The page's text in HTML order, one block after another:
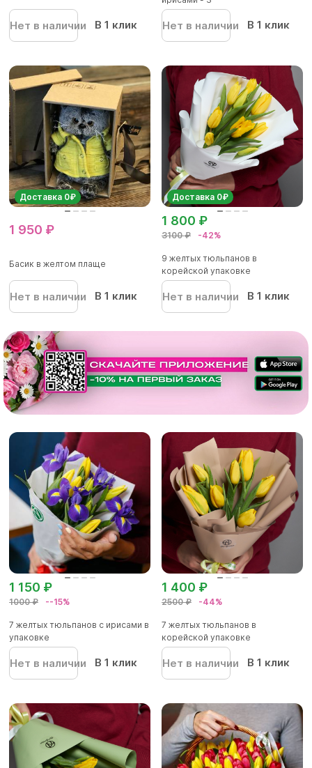
Нет в наличии В 1 клик Нет в наличии В 1 клик
Доставка 0₽
1 950 ₽
Басик в желтом плаще
Нет в наличии В 1 клик
Доставка 0₽
3100 ₽ -42%
1 800 ₽
9 желтых тюльпанов в
корейской упаковке
Нет в наличии В 1 клик
1000 ₽ --15%
1 150 ₽
7 желтых тюльпанов с ирисами в
упаковке
Нет в наличии В 1 клик
2500 ₽ -44%
1 400 ₽
7 желтых тюльпанов в
корейской упаковке
Нет в наличии В 1 клик